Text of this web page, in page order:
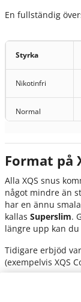
XQS Hallon
XQS Fruzzle Slim
XQS Raspberry
Strong
XQS Dark Banana
XQS Orange
XQS Apple Crisp
XQS Cola Lime
XQS The
XQS The Menthol
En fullständig
Styrka
Nikotinfri
Normal
Stark
Extra stark
Format på
Alla XQS snus
något mindre än
har en ännu
kallas Superslim.
längre upp kan
Tidigare erbjöd
(exempelvis XQS